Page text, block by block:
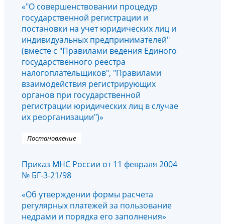
«"О совершенствовании процедур
государственной регистрации и
постановки на учет юридических лиц и
индивидуальных предпринимателей"
(вместе с "Правилами ведения Единого
государственного реестра
налогоплательщиков", "Правилами
взаимодействия регистрирующих
органов при государственной
регистрации юридических лиц в случае
их реорганизации")»
Постановление
Приказ МНС России от 11 февраля 2004
№ БГ-3-21/98
«Об утверждении формы расчета
регулярных платежей за пользование
недрами и порядка его заполнения»